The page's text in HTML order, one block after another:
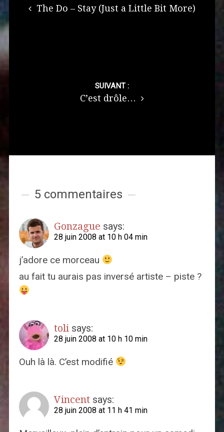
The Do – Stay (Just a Little Bit More)
SUIVANT :
C’est drôle…
5 commentaires
Gonzague says:
28 juin 2008 at 10 h 04 min
j’adore ce morceau
au fait tu aurais pas inversé artiste – piste ?
toli says:
28 juin 2008 at 10 h 10 min
Ouh là là. C’est modifié
Vincent says:
28 juin 2008 at 11 h 41 min